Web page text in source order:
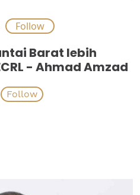
Barat lebih
- Ahmad Amzad